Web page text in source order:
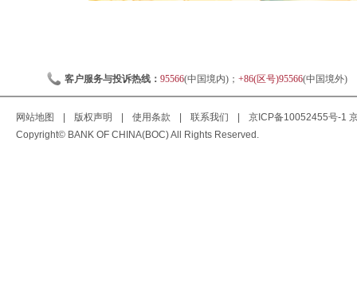
客户服务与投诉热线： 95566(中国境内)； +86(区号)95566(中国境外)
网站地图 版权声明 使用条款 联系我们 京ICP备10052455号-1
Copyright© BANK OF CHINA(BOC) All Rights Reserved.